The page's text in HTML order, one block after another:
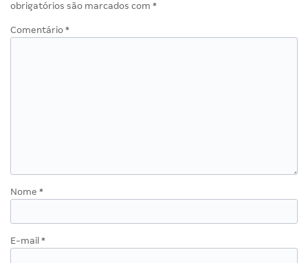
obrigatórios são marcados com *
Comentário *
Nome *
E-mail *